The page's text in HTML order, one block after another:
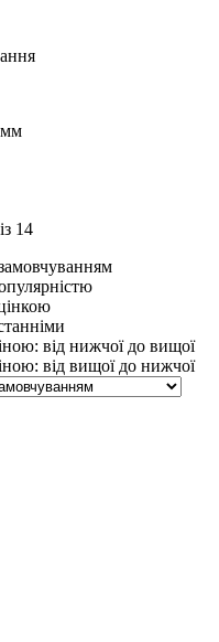
14
від нижчої до вищої
від вищої до нижчої